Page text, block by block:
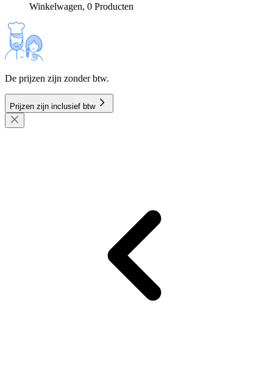
Winkelwagen, 0 Producten
De prijzen zijn zonder btw.
Prijzen zijn inclusief btw